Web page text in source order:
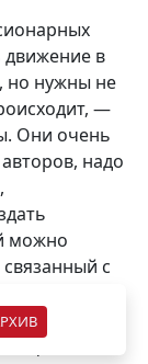
движение в
но нужны не
—
Они очень
надо
можно
связанный с
фестивале